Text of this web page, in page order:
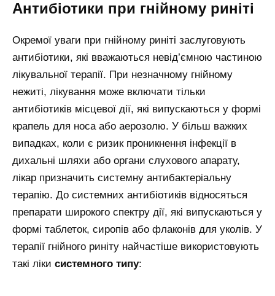
Антибіотики при гнійному риніті
Окремої уваги при гнійному риніті заслуговують
антибіотики, які вважаються невід’ємною частиною
лікувальної терапії. При незначному гнійному
нежиті, лікування може включати тільки
антибіотиків місцевої дії, які випускаються у формі
крапель для носа або аерозолю. У більш важких
випадках, коли є ризик проникнення інфекції в
дихальні шляхи або органи слухового апарату,
лікар призначить системну антибактеріальну
терапію. До системних антибіотиків відносяться
препарати широкого спектру дії, які випускаються у
формі таблеток, сиропів або флаконів для уколів. У
терапії гнійного риніту найчастіше використовують
такі ліки системного типу: